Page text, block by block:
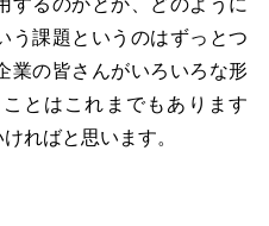
するのかとか、どのように
う課題というのはずっとつ
業の皆さんがいろいろな形
とはこれまでもあります
ればと思います。